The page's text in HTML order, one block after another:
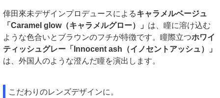
倖田來未デザインプロデュースによるキャラメルベージュ
「Caramel glow（キャラメルグロー）」 は、瞳に溶け込む
ような色合いとブラウンのフチが特徴です。瞳際立つホワイ
ティッシュグレー「Innocent ash（イノセントアッシュ）」
は、外国人のような澄んだ瞳を演出します。
こだわりのレンズデザインに。